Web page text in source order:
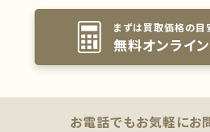
まずは買取価格の目
無料オンライ
お電話でもお気軽にお